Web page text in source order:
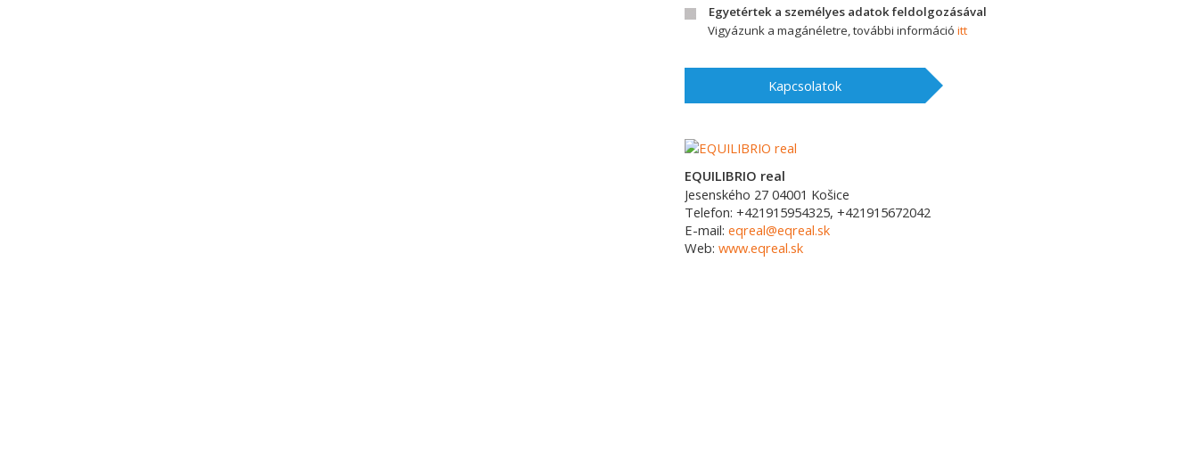
Egyetértek a személyes adatok feldolgozásával
Vigyázunk a magánéletre, további információ itt
Kapcsolatok
EQUILIBRIO real
Jesenského 27 04001 Košice
Telefon: +421915954325, +421915672042
E-mail: eqreal@eqreal.sk
Web: www.eqreal.sk